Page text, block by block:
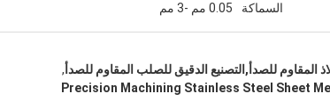
السماكة 0.05 مم -3 مم
للصدأ,التصنيع الدقيق للصلب المقاوم للصدأ ,
Precision Machining Stainless Steel Sheet